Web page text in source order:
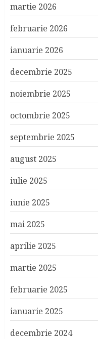
martie 2026
februarie 2026
ianuarie 2026
decembrie 2025
noiembrie 2025
octombrie 2025
septembrie 2025
august 2025
iulie 2025
iunie 2025
mai 2025
aprilie 2025
martie 2025
februarie 2025
ianuarie 2025
decembrie 2024